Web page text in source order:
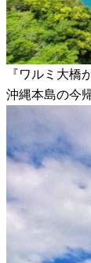
『ワルミ大橋
沖縄本島の今